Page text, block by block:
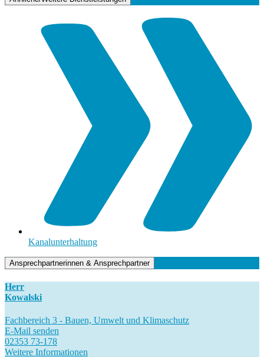
Kanalunterhaltung
Ansprechpartnerinnen & Ansprechpartner
Herr
Kowalski
Fachbereich 3 - Bauen, Umwelt und Klimaschutz
E-Mail senden
02353 73-178
Weitere Informationen